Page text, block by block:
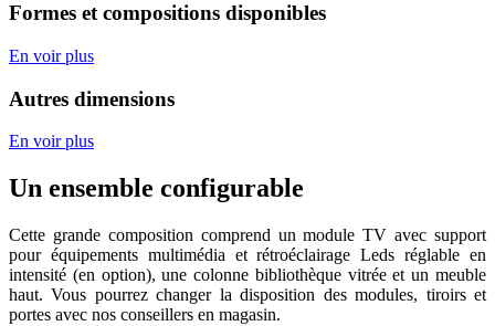
Formes et compositions disponibles
En voir plus
Autres dimensions
En voir plus
Un ensemble configurable
Cette grande composition comprend un module TV avec support
pour équipements multimédia et rétroéclairage Leds réglable en
intensité (en option), une colonne bibliothèque vitrée et un meuble
haut. Vous pourrez changer la disposition des modules, tiroirs et
portes avec nos conseillers en magasin.